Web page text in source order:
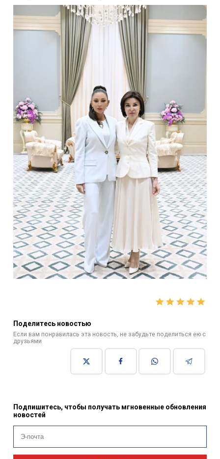
Поделитесь новостью
Если вам понравилась эта новость, не забудьте поделиться ею с
друзьями
Подпишитесь, чтобы получать мгновенные обновления
новостей